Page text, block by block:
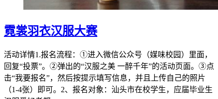
霓裳羽衣汉服大赛
活动详情1.报名流程：①进入微信公众号（媒味校园）里面，
回复“投票”。②弹出的“汉服之美 一醉千年”的活动页面。③点
击“我要报名”，然后按提示填写信息，并且上传自己的照片
（1-4张）即可。2、报名对象：汕头市在校学生，应届毕业生